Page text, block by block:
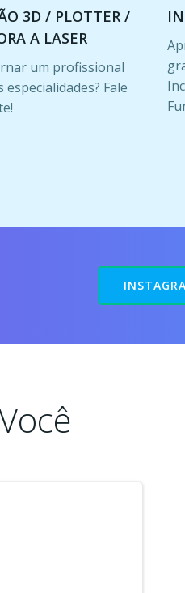
3D / PLOTTER /
A LASER
um profissional
Fale